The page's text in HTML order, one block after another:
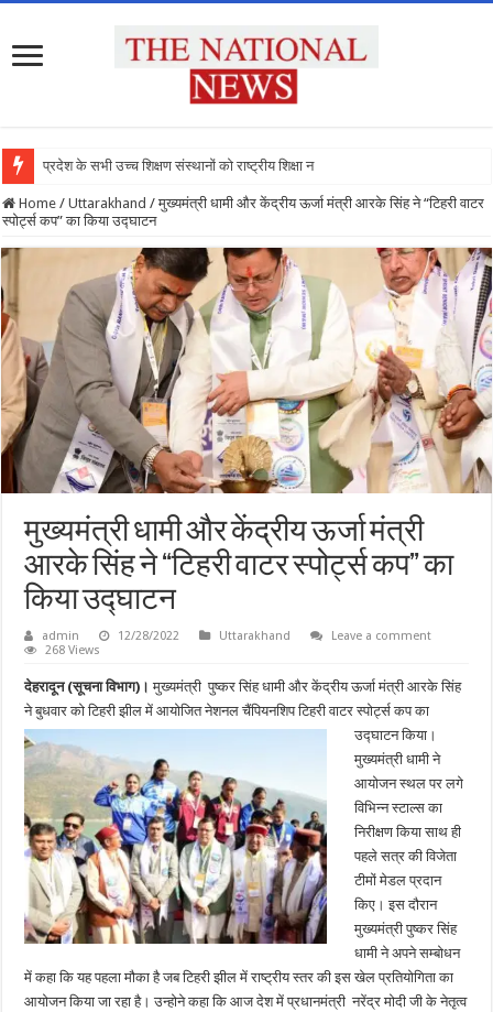
प्रदेश के सभी उच्च शिक्षण संस्थानों को राष्ट्रीय शिक्षा नीति के
Home / Uttarakhand / मुख्यमंत्री धामी और केंद्रीय ऊर्जा मंत्री आरके सिंह ने “टिहरी वाटर
स्पोर्ट्स कप” का किया उद्घाटन
मुख्यमंत्री धामी और केंद्रीय ऊर्जा मंत्री
आरके सिंह ने “टिहरी वाटर स्पोर्ट्स कप” का
किया उद्घाटन
admin 12/28/2022 Uttarakhand
Leave a comment
268 Views
देहरादून (सूचना विभाग)।मुख्यमंत्री पुष्कर सिंह धामी और केंद्रीय ऊर्जा मंत्री आरके सिंह
ने बुधवार को टिहरी झील में आयोजित नेशनल चैंपियनशिप टिहरी वाटर स्पोर्ट्स कप का
उद्घाटन किया।
मुख्यमंत्री धामी ने
आयोजन स्थल पर लगे
विभिन्न स्टाल्स का
निरीक्षण किया साथ ही
पहले सत्र की विजेता
टीमों मेडल प्रदान
किए। इस दौरान
मुख्यमंत्री पुष्कर सिंह
धामी ने अपने सम्बोधन
में कहा कि यह पहला मौका है जब टिहरी झील में राष्ट्रीय स्तर की इस खेल प्रतियोगिता का
आयोजन किया जा रहा है। उन्होने कहा कि आज देश में प्रधानमंत्री नरेंद्र मोदी जी के नेतृत्व